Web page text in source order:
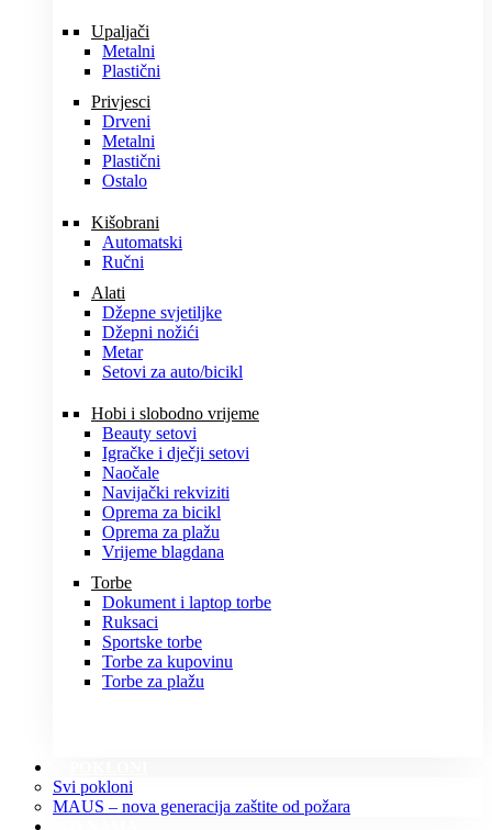
Upaljači
Metalni
Plastični
Privjesci
Drveni
Metalni
Plastični
Ostalo
Kišobrani
Automatski
Ručni
Alati
Džepne svjetiljke
Džepni nožići
Metar
Setovi za auto/bicikl
Hobi i slobodno vrijeme
Beauty setovi
Igračke i dječji setovi
Naočale
Navijački rekviziti
Oprema za bicikl
Oprema za plažu
Vrijeme blagdana
Torbe
Dokument i laptop torbe
Ruksaci
Sportske torbe
Torbe za kupovinu
Torbe za plažu
Svi pokloni
MAUS – nova generacija zaštite od požara